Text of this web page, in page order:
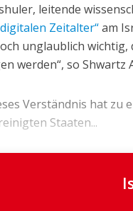
leitende
Zeitalter“am
unglaublich
werden“, so Shwartz
Verständnis hat zu
Staaten...